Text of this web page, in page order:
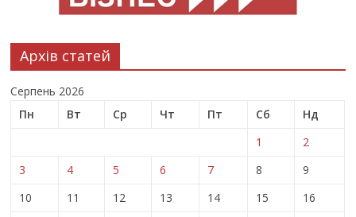
Архів статей
Серпень 2026
Пн
Вт Ср Чт Пт Сб
Нд
1
2
3
4 5 6 7 8
9
10
11 12 13 14 15
16